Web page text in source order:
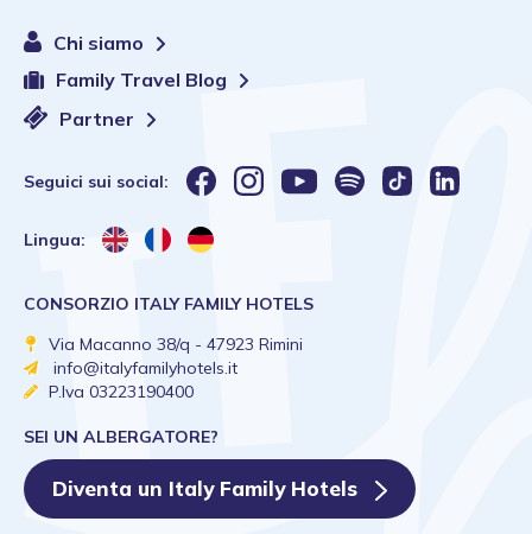
Chi siamo
Family Travel Blog
Partner
Seguici sui social:
Lingua:
CONSORZIO ITALY FAMILY HOTELS
Via Macanno 38/q - 47923 Rimini
info@italyfamilyhotels.it
P.Iva 03223190400
SEI UN ALBERGATORE?
Diventa un Italy Family Hotels